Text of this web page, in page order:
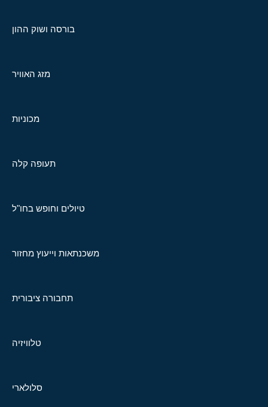
בורסה ושוק ההון
מזג האוויר
מכוניות
תעופה קלה
טיולים וחופש בחו"ל
משכנתאות וייעוץ מחזור
תחבורה ציבורית
טלוויזיה
סלולארי